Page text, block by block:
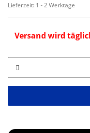
Lieferzeit: 1 - 2 Werktage
Versand wird